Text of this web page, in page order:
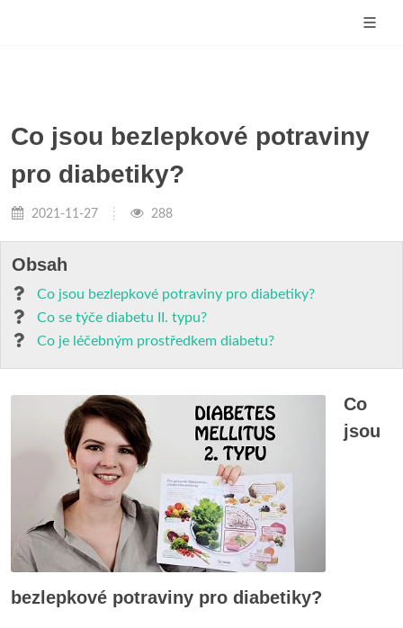
Co jsou bezlepkové potraviny
pro diabetiky?
2021-11-27 288
Obsah
Co jsou bezlepkové potraviny pro diabetiky?
Co se týče diabetu II. typu?
Co je léčebným prostředkem diabetu?
Co
jsou
bezlepkové potraviny pro diabetiky?